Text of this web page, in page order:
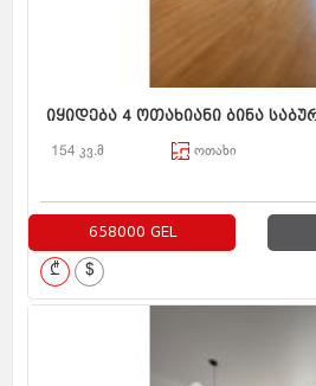
იყიდება 4 ოთახიანი ბინა
154 კვ.მ ოთახი
658000 GEL
₾ $